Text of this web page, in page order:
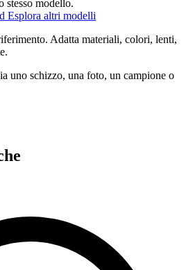
stesso modello.
Esplora altri modelli
Adatta materiali, colori, lenti,
uno schizzo, una foto, un campione o